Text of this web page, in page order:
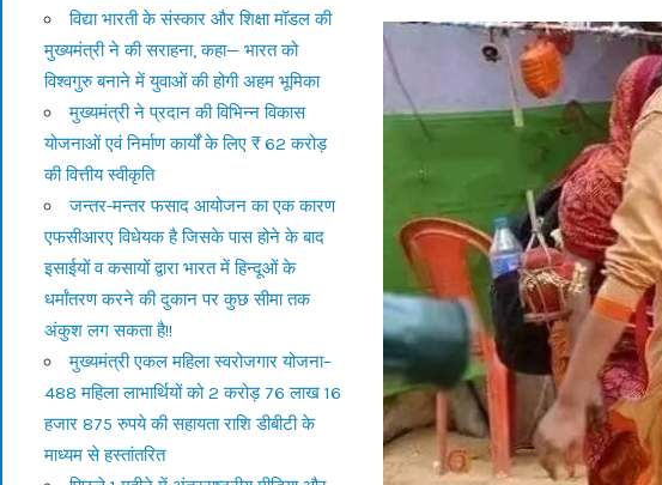
विद्या भारती के संस्कार और शिक्षा मॉडल की
मुख्यमंत्री ने की सराहना, कहा— भारत को
विश्वगुरु बनाने में युवाओं की होगी अहम भूमिका
मुख्यमंत्री ने प्रदान की विभिन्न विकास
योजनाओं एवं निर्माण कार्यों के लिए ₹ 62 करोड़
की वित्तीय स्वीकृति
जन्तर-मन्तर फसाद आयोजन का एक कारण
एफसीआरए विधेयक है जिसके पास होने के बाद
इसाईयों व कसायों द्वारा भारत में हिन्दूओं के
धर्मांतरण करने की दुकान पर कुछ सीमा तक
अंकुश लग सकता है!!
मुख्यमंत्री एकल महिला स्वरोजगार योजना–
488 महिला लाभार्थियों को 2 करोड़ 76 लाख 16
हजार 875 रुपये की सहायता राशि डीबीटी के
माध्यम से हस्तांतरित